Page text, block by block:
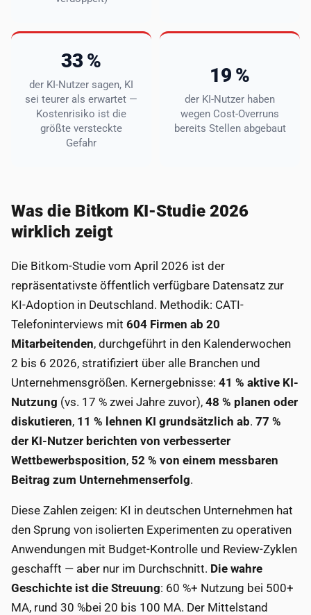
33 %
der KI-Nutzer sagen, KI
sei teurer als erwartet —
Kostenrisiko ist die
größte versteckte
Gefahr
19 %
der KI-Nutzer haben
wegen Cost-Overruns
bereits Stellen abgebaut
Was die Bitkom KI-Studie 2026
wirklich zeigt
Die Bitkom-Studie vom April 2026 ist der
repräsentativste öffentlich verfügbare Datensatz zur
KI-Adoption in Deutschland. Methodik: CATI-
Telefoninterviews mit 604 Firmen ab 20
Mitarbeitenden, durchgeführt in den Kalenderwochen
2 bis 6 2026, stratifiziert über alle Branchen und
Unternehmensgrößen. Kernergebnisse: 41 % aktive KI-
Nutzung (vs. 17 % zwei Jahre zuvor), 48 % planen oder
diskutieren, 11 % lehnen KI grundsätzlich ab. 77 %
der KI-Nutzer berichten von verbesserter
Wettbewerbsposition, 52 % von einem messbaren
Beitrag zum Unternehmenserfolg.
Diese Zahlen zeigen: KI in deutschen Unternehmen hat
den Sprung von isolierten Experimenten zu operativen
Anwendungen mit Budget-Kontrolle und Review-Zyklen
geschafft — aber nur im Durchschnitt. Die wahre
Geschichte ist die Streuung: 60 %+ Nutzung bei 500+
MA, rund 30 %bei 20 bis 100 MA. Der Mittelstand